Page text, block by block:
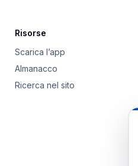
Risorse
Scarica l’app
Almanacco
Ricerca nel sito